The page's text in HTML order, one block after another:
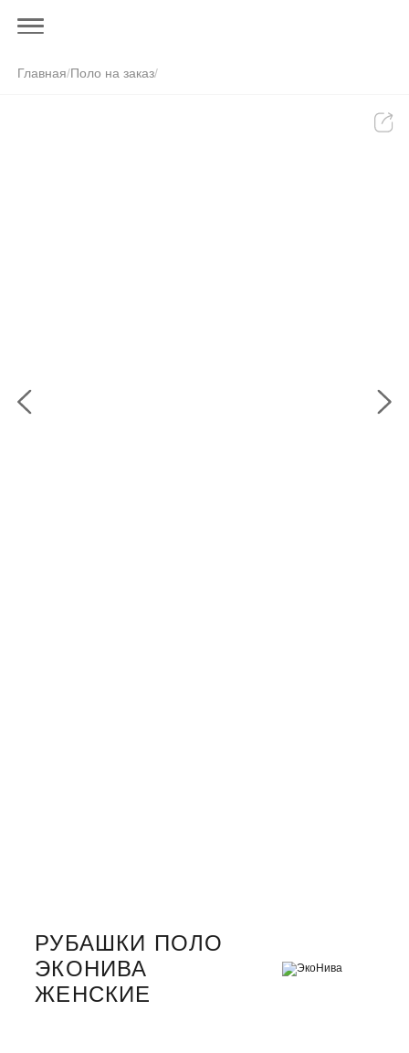
Главная/Поло на заказ/
РУБАШКИ ПОЛО
ЭКОНИВА
ЖЕНСКИЕ